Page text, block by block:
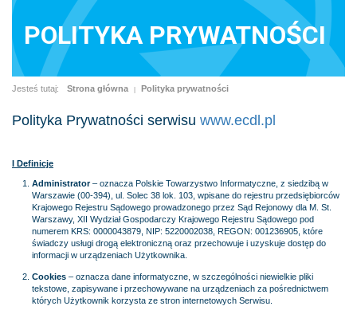
POLITYKA PRYWATNOŚCI
Jesteś tutaj: Strona główna Polityka prywatności
Polityka Prywatności serwisu www.ecdl.pl
I Definicje
Administrator– oznacza Polskie Towarzystwo Informatyczne, z siedzibą w
Warszawie (00-394), ul. Solec 38 lok. 103, wpisane do rejestru przedsiębiorców
Krajowego Rejestru Sądowego prowadzonego przez Sąd Rejonowy dla M. St.
Warszawy, XII Wydział Gospodarczy Krajowego Rejestru Sądowego pod
numerem KRS: 0000043879, NIP: 5220002038, REGON: 001236905, które
świadczy usługi drogą elektroniczną oraz przechowuje i uzyskuje dostęp do
informacji w urządzeniach Użytkownika.
Cookies – oznacza dane informatyczne, w szczególności niewielkie pliki
tekstowe, zapisywane i przechowywane na urządzeniach za pośrednictwem
których Użytkownik korzysta ze stron internetowych Serwisu.